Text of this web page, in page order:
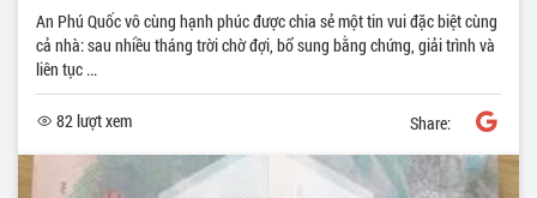
An Phú Quốc vô cùng hạnh phúc được chia sẻ một tin vui đặc biệt cùng
cả nhà: sau nhiều tháng trời chờ đợi, bổ sung bằng chứng, giải trình và
liên tục ...
82 lượt xem Share: